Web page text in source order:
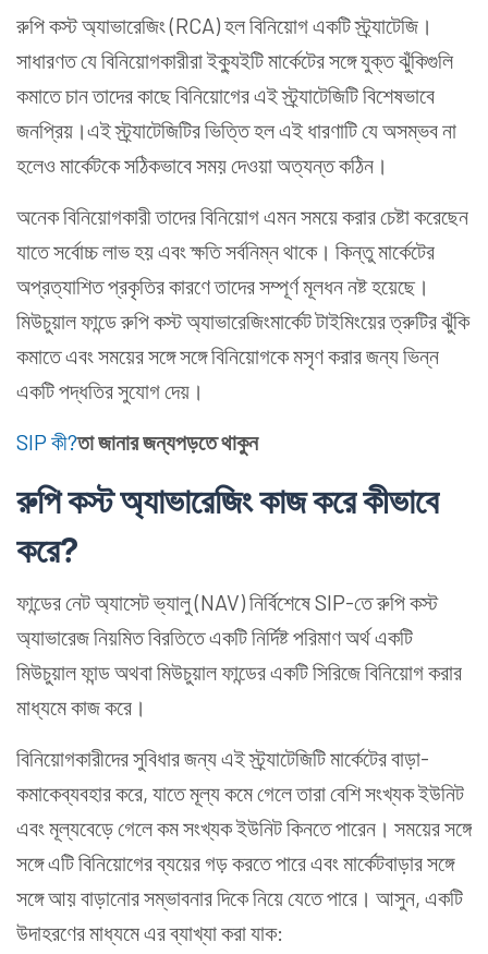
রুপি কস্ট অ্যাভারেজিং (RCA) হল বিনিয়োগ একটি স্ট্র্যাটেজি।
সাধারণত যে বিনিয়োগকারীরা ইক্যুইটি মার্কেটের সঙ্গে যুক্ত ঝুঁকিগুলি
কমাতে চান তাদের কাছে বিনিয়োগের এই স্ট্র্যাটেজিটি বিশেষভাবে
জনপ্রিয়।এই স্ট্র্যাটেজিটির ভিত্তি হল এই ধারণাটি যে অসম্ভব না
হলেও মার্কেটকে সঠিকভাবে সময় দেওয়া অত্যন্ত কঠিন।
অনেক বিনিয়োগকারী তাদের বিনিয়োগ এমন সময়ে করার চেষ্টা করেছেন
যাতে সর্বোচ্চ লাভ হয় এবং ক্ষতি সর্বনিম্ন থাকে। কিন্তু মার্কেটের
অপ্রত্যাশিত প্রকৃতির কারণে তাদের সম্পূর্ণ মূলধন নষ্ট হয়েছে।
মিউচুয়াল ফান্ডে রুপি কস্ট অ্যাভারেজিংমার্কেট টাইমিংয়ের ত্রুটির ঝুঁকি
কমাতে এবং সময়ের সঙ্গে সঙ্গে বিনিয়োগকে মসৃণ করার জন্য ভিন্ন
একটি পদ্ধতির সুযোগ দেয়।
SIP কী?তা জানার জন্যপড়তে থাকুন
রুপি কস্ট অ্যাভারেজিং কাজ করে কীভাবে
করে?
ফান্ডের নেট অ্যাসেট ভ্যালু (NAV) নির্বিশেষে SIP-তে রুপি কস্ট
অ্যাভারেজ নিয়মিত বিরতিতে একটি নির্দিষ্ট পরিমাণ অর্থ একটি
মিউচুয়াল ফান্ড অথবা মিউচুয়াল ফান্ডের একটি সিরিজে বিনিয়োগ করার
মাধ্যমে কাজ করে।
বিনিয়োগকারীদের সুবিধার জন্য এই স্ট্র্যাটেজিটি মার্কেটের বাড়া-
কমাকেব্যবহার করে, যাতে মূল্য কমে গেলে তারা বেশি সংখ্যক ইউনিট
এবং মূল্যবেড়ে গেলে কম সংখ্যক ইউনিট কিনতে পারেন। সময়ের সঙ্গে
সঙ্গে এটি বিনিয়োগের ব্যয়ের গড় করতে পারে এবং মার্কেটবাড়ার সঙ্গে
সঙ্গে আয় বাড়ানোর সম্ভাবনার দিকে নিয়ে যেতে পারে। আসুন, একটি
উদাহরণের মাধ্যমে এর ব্যাখ্যা করা যাক: